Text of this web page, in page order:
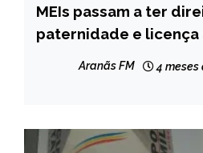
BRASIL
CAPELINHA
MEIs passam a ter
paternidade e licença
Aranãs FM 4 meses